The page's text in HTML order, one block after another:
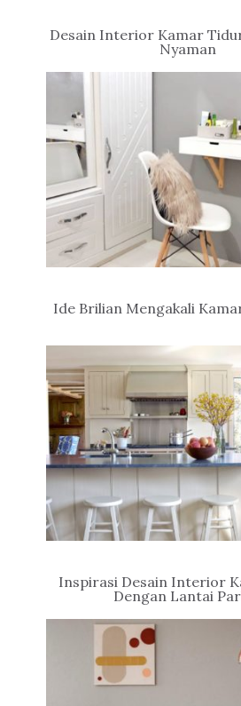
Desain Interior Kamar
Nyaman
Ide Brilian Mengakali
Inspirasi Desain Interior
Dengan Lantai